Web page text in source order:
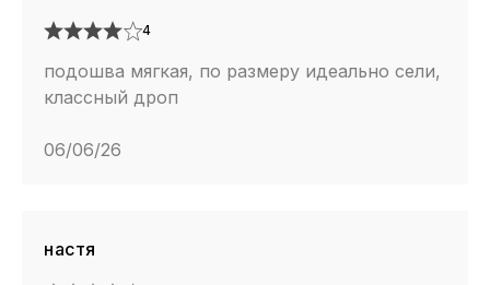
4
подошва мягкая, по размеру идеально сели,
классный дроп
06/06/26
настя